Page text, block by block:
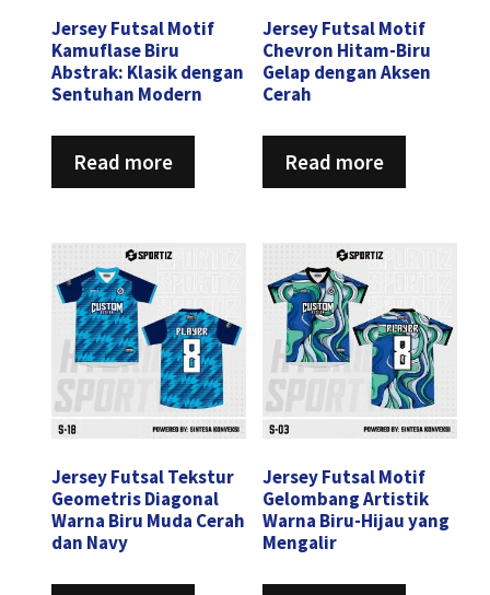
Jersey Futsal Motif
Kamuflase Biru
Abstrak: Klasik dengan
Sentuhan Modern
Read more
Jersey Futsal Motif
Chevron Hitam-Biru
Gelap dengan Aksen
Cerah
Read more
Jersey Futsal Tekstur
Geometris Diagonal
Warna Biru Muda Cerah
dan Navy
Jersey Futsal Motif
Gelombang Artistik
Warna Biru-Hijau yang
Mengalir